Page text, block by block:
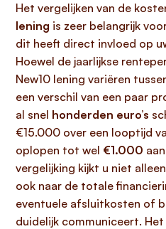
Het vergelijken van de
lening is zeer belangrijk
dit heeft direct invloed op
Hoewel de jaarlijkse
New10 lening variëren
een verschil van een paar
al snel honderden euro’s
€15.000 over een looptijd
oplopen tot wel €1.000
vergelijking kijkt u niet
ook naar de totale
eventuele afsluitkosten of
duidelijk communiceert.